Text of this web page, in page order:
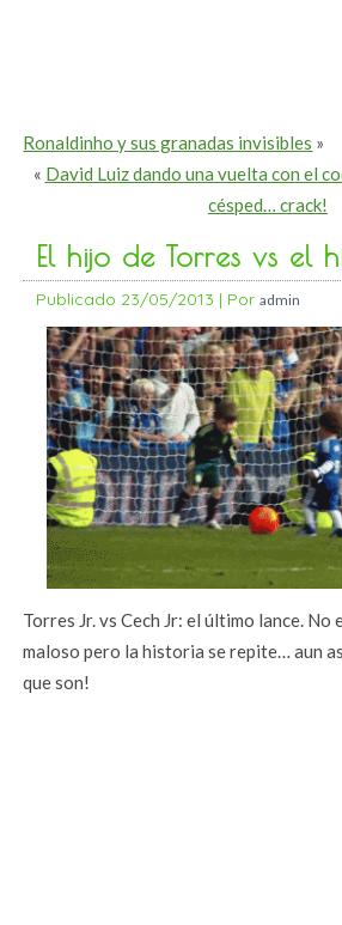
Ronaldinho y sus granadas invisibles »
« David Luiz dando una vuelta con el
césped… crack!
El hijo de Torres vs el
Publicado 23/05/2013 | Por admin
Torres Jr. vs Cech Jr: el último lance. No
maloso pero la historia se repite… aun
que son!